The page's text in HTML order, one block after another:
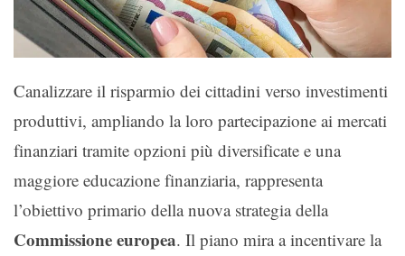
Canalizzare il risparmio dei cittadini verso investimenti
produttivi, ampliando la loro partecipazione ai mercati
finanziari tramite opzioni più diversificate e una
maggiore educazione finanziaria, rappresenta
l’obiettivo primario della nuova strategia della
Commissione europea. Il piano mira a incentivare la